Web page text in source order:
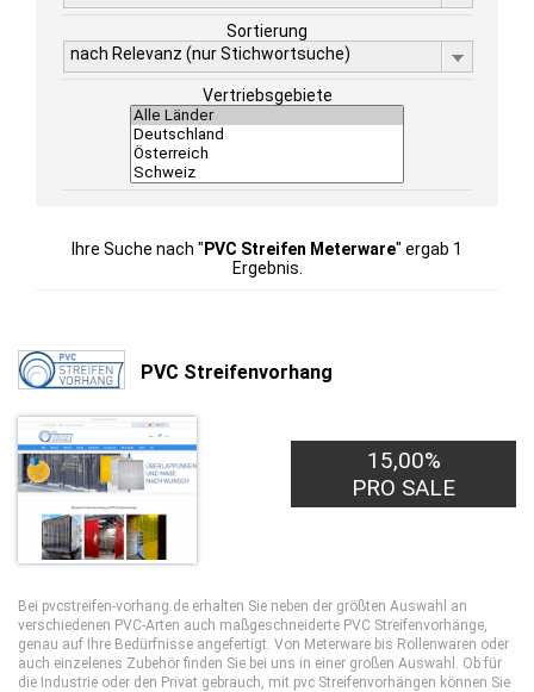
Sortierung
nach Relevanz (nur Stichwortsuche)
Vertriebsgebiete
Ihre Suche nach " PVC Streifen Meterware" ergab 1
Ergebnis.
PVC Streifenvorhang
15,00%
PRO SALE
Bei pvcstreifen-vorhang.de erhalten Sie neben der größten Auswahl an
verschiedenen PVC-Arten auch maßgeschneiderte PVC Streifenvorhänge,
genau auf Ihre Bedürfnisse angefertigt. Von Meterware bis Rollenwaren oder
auch einzelenes Zubehör finden Sie bei uns in einer großen Auswahl. Ob für
die Industrie oder den Privat gebrauch, mit pvc Streifenvorhängen können Sie